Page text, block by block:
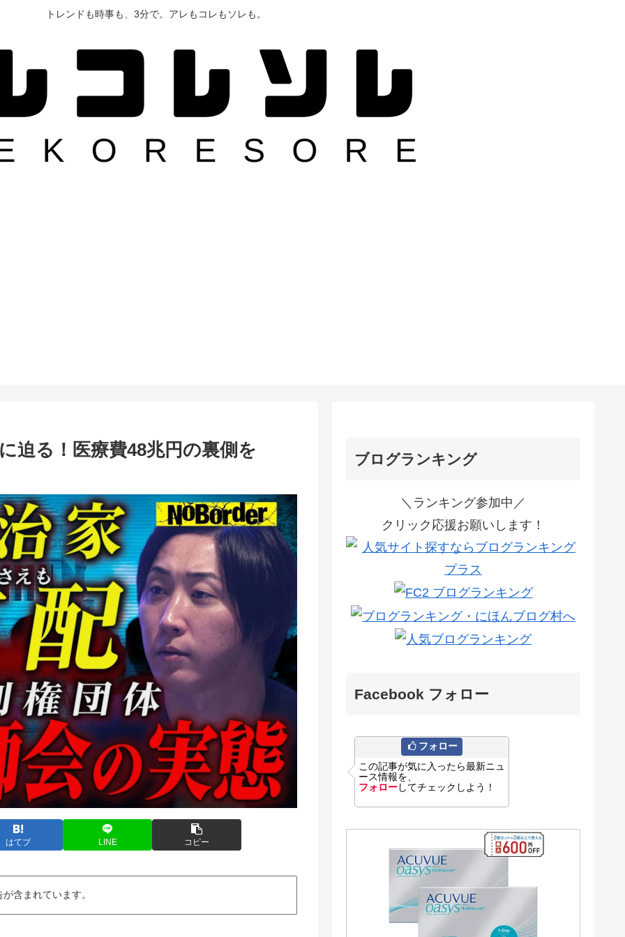
トレンドも時事も、3分で。アレもコレもソレも。
迫る！医療費48兆円の裏側を
はてブ LINE コピー
含まれています。
ブログランキング
＼ランキング参加中／
クリック応援お願いします！
Facebook フォロー
フォロー
この記事が気に入ったら最新ニュ
ース情報を、
フォローしてチェックしよう！